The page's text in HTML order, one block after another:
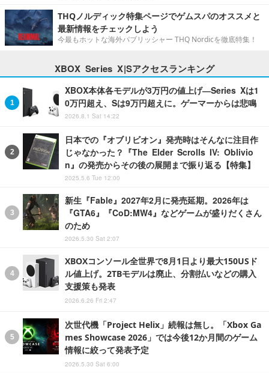
THQノルディック特集ページでゲムスパのオススメと
最新情報をチェックしよう
今最もホットな海外パブリッシャー THQ Nordicを徹底特集！
XBOX Series X|Sアクセスランキング
XBOX本体各モデルが3万円の値上げ―Series Xは1
0万円超え、Sは9万円超えに。ゲーマーからは悲鳴
2026.8.1 Sat 14:22
日本での『オブリビオン』発売時はそんなに注目作
じゃなかった？『The Elder Scrolls IV: Oblivio
n』の発売からその後の展開まで振り返る【特集】
2025.5.6 Tue 12:00
新生『Fable』2027年2月に発売延期。2026年は
『GTA6』『CoD:MW4』などゲームが盛りだくさん
のため
2026.5.30 Sat 2:07
XBOXコンソール全世界で8月1日より最大150USド
ル値上げ。2TBモデルは廃止、分割払いなどの購入
支援策も発表
2026.6.26 Fri 2:47
次世代機「Project Helix」続報は無し。「Xbox Ga
mes Showcase 2026」では今後12か月間のゲーム
情報に絞って発表予定
2026.5.30 Sat 6:00